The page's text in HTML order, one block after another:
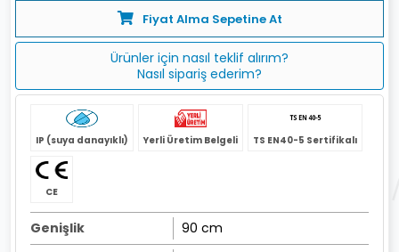
Fiyat Alma Sepetine At
Ürünler için nasıl teklif alırım?
Nasıl sipariş ederim?
IP (suya danayıklı) Yerli Üretim Belgeli TS EN40-5 Sertifikalı
CE
Genişlik
90 cm